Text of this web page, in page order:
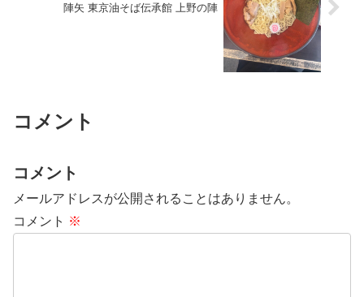
陣矢 東京油そば伝承館 上野の陣
コメント
コメント
メールアドレスが公開されることはありません。
コメント ※